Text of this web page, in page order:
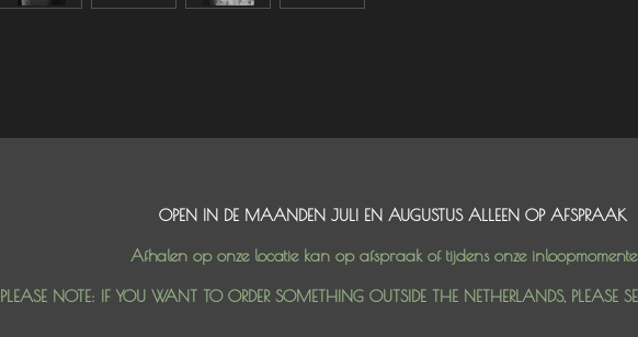
OPEN IN DE MAANDEN JULI EN AUGUSTUS ALLEEN OP AFSPRAAK
Afhalen op onze locatie kan op afspraak of tijdens onze
PLEASE NOTE: IF YOU WANT TO ORDER SOMETHING OUTSIDE THE NETHERLANDS, PLEASE